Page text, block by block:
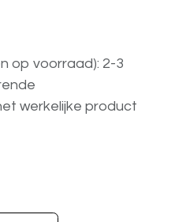
op voorraad): 2-3
werkelijke product